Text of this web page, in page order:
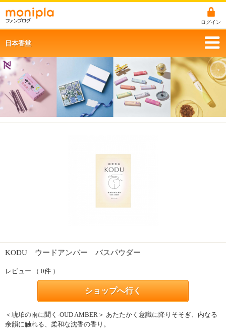
ログイン
日本香堂
KODU ウードアンバー バスパウダー
レビュー （ 0件 ）
ショップへ行く
＜琥珀の雨に聞く-OUD AMBER＞ あたたかく意識に降りそそぎ、内なる
余韻に触れる、柔和な沈香の香り。